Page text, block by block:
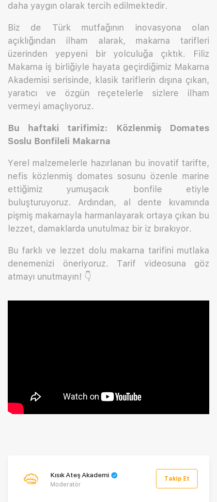
daha yaygın olarak tercih edilmektedir.
Biz de Türk mutfağının inovasyona olan
açıklığından ilham alarak, makarna tarifleri
üzerinden yepyeni bir yolculuğa çıktık. Filiz
Makarna iş birliğiyle hayata geçirdiğimiz Makarna
Akademisi serisinde, klasik tariflerin dışına çıkan,
yaratıcı ve özgün reçetelerle sizlere ilham
vermeyi amaçlıyoruz.
Bu haftaki tarifimiz: Közlenmiş Domates
Soslu Bonfileli Makarna
Yerel malzemelerle hazırlanan bu inovatif tarifte,
nefis közlenmiş domates sosunu özenle marine
ettiğimiz yumuşacık bonfile etiyle
buluşturuyoruz. Ardından, al dente kıvamında
pişmiş makarnayla harmanlayarak ortaya çıkan bu
lezzet, damaklarda unutulmaz bir iz bırakıyor.
Bu farklı ve lezzet dolu makarna tarifini mutlaka
denemenizi öneriyoruz. Tarif videosuna göz
atmayı unutmayın! 👇
Kısık Ateş Akademi
Moderatör
Takip Et